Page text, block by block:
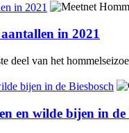
in 2021
in 2021
deel van het
bijen in de Biesbosch
en wilde bijen in de